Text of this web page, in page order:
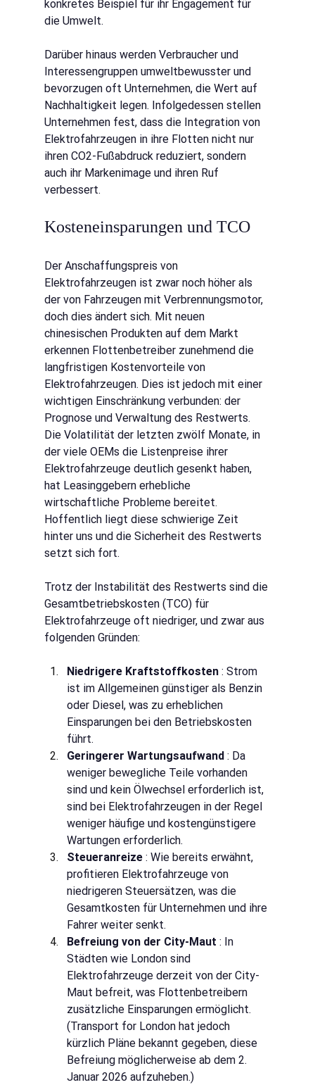
konkretes Beispiel für ihr Engagement für
die Umwelt.
Darüber hinaus werden Verbraucher und
Interessengruppen umweltbewusster und
bevorzugen oft Unternehmen, die Wert auf
Nachhaltigkeit legen. Infolgedessen stellen
Unternehmen fest, dass die Integration von
Elektrofahrzeugen in ihre Flotten nicht nur
ihren CO2-Fußabdruck reduziert, sondern
auch ihr Markenimage und ihren Ruf
verbessert.
Kosteneinsparungen und TCO
Der Anschaffungspreis von
Elektrofahrzeugen ist zwar noch höher als
der von Fahrzeugen mit Verbrennungsmotor,
doch dies ändert sich. Mit neuen
chinesischen Produkten auf dem Markt
erkennen Flottenbetreiber zunehmend die
langfristigen Kostenvorteile von
Elektrofahrzeugen. Dies ist jedoch mit einer
wichtigen Einschränkung verbunden: der
Prognose und Verwaltung des Restwerts.
Die Volatilität der letzten zwölf Monate, in
der viele OEMs die Listenpreise ihrer
Elektrofahrzeuge deutlich gesenkt haben,
hat Leasinggebern erhebliche
wirtschaftliche Probleme bereitet.
Hoffentlich liegt diese schwierige Zeit
hinter uns und die Sicherheit des Restwerts
setzt sich fort.
Trotz der Instabilität des Restwerts sind die
Gesamtbetriebskosten (TCO) für
Elektrofahrzeuge oft niedriger, und zwar aus
folgenden Gründen:
Niedrigere Kraftstoffkosten : Strom
ist im Allgemeinen günstiger als Benzin
oder Diesel, was zu erheblichen
Einsparungen bei den Betriebskosten
führt.
Geringerer Wartungsaufwand : Da
weniger bewegliche Teile vorhanden
sind und kein Ölwechsel erforderlich ist,
sind bei Elektrofahrzeugen in der Regel
weniger häufige und kostengünstigere
Wartungen erforderlich.
Steueranreize : Wie bereits erwähnt,
profitieren Elektrofahrzeuge von
niedrigeren Steuersätzen, was die
Gesamtkosten für Unternehmen und ihre
Fahrer weiter senkt.
Befreiung von der City-Maut : In
Städten wie London sind
Elektrofahrzeuge derzeit von der City-
Maut befreit, was Flottenbetreibern
zusätzliche Einsparungen ermöglicht.
(Transport for London hat jedoch
kürzlich Pläne bekannt gegeben, diese
Befreiung möglicherweise ab dem 2.
Januar 2026 aufzuheben.)